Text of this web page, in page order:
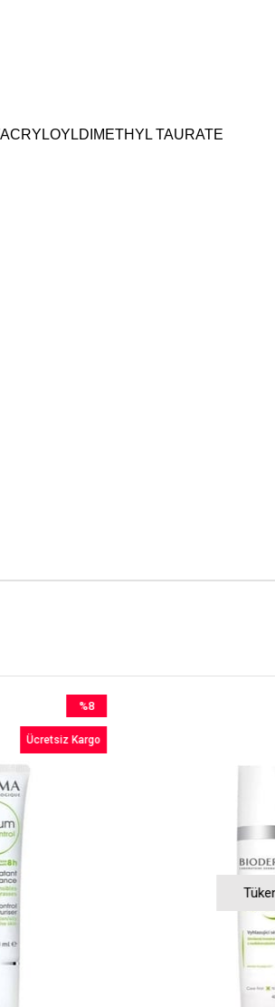
TAURATE